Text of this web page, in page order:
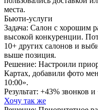
места.
Бьюти-услуги
Задача: Салон с хорошим
высокой конкуренции.
10+ других салонов и
выше позиция.
Решение: Настроили
Картах, добавили фото
10:00».
Результат: +43% звонков
Хочу так же